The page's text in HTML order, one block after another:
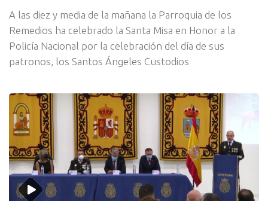
A las diez y media de la mañana la Parroquia de los
Remedios ha celebrado la Santa Misa en Honor a la
Policía Nacional por la celebración del día de sus
patronos, los Santos Ángeles Custodios